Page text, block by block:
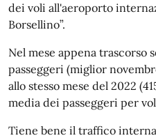
dei voli all'aeroporto
Borsellino”.
Nel mese appena trascorso
passeggeri (miglior
allo stesso mese del 2022
media dei passeggeri per
Tiene bene il traffico